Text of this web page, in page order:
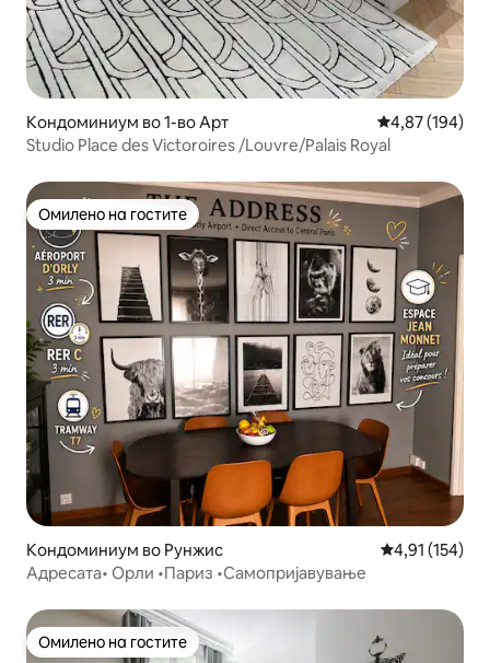
Кондоминиум во 1-во Арт Просечна
4,87 (194)
Studio Place des Victoroires /Louvre/Palais Royal
Омилено на гостите
Омилено на гостите
Кондоминиум во Рунжис Просечна
4,91 (154)
Адресата• Орли •Париз •Самопријавување
Омилено на гостите
Омилено на гостите